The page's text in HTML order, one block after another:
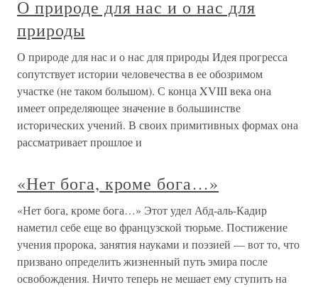
О природе для нас и о нас для
природы
О природе для нас и о нас для природы Идея прогресса
сопутствует истории человечества в ее обозримом
участке (не таком большом). С конца XVIII века она
имеет определяющее значение в большинстве
исторических учений. В своих примитивных формах она
рассматривает прошлое и
«Нет бога, кроме бога…»
«Нет бога, кроме бога…» Этот удел Абд-аль-Кадир
наметил себе еще во французской тюрьме. Постижение
учения пророка, занятия науками и поэзией — вот то, что
призвано определить жизненный путь эмира после
освобождения. Ничто теперь не мешает ему ступить на